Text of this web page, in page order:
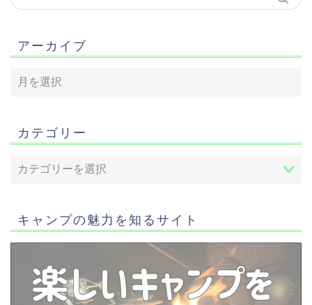
アーカイブ
カテゴリー
キャンプの魅力を知るサイト